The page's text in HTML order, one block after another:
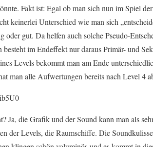
Fakt ist: Egal ob man sich nun im Spiel
keinerlei Unterschied wie man sich
oder gut. Da helfen auch solche Pseudo-
im Endeffekt nur daraus Primär- und
Levels bekommt man am Ende
man alle Aufwertungen bereits nach Level 4
Ja, die Grafik und der Sound kann man als
der Levels, die Raumschiffe. Die